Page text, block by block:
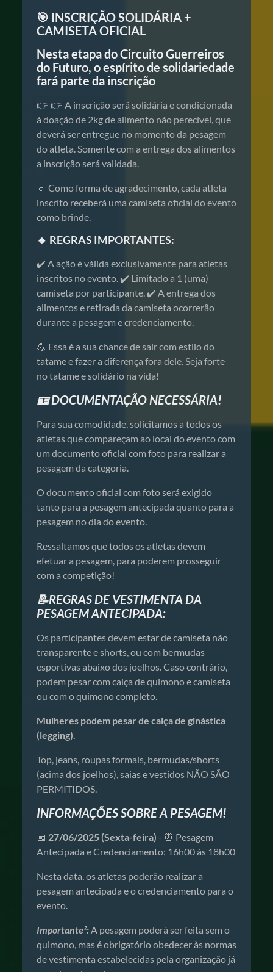
🎯 INSCRIÇÃO SOLIDÁRIA +
CAMISETA OFICIAL
Nesta etapa do Circuito Guerreiros
do Futuro, o espírito de solidariedade
fará parte da inscrição
👉 👉 A inscrição será solidária e condicionada
à doação de 2kg de alimento não perecível, que
deverá ser entregue no momento da pesagem
do atleta. Somente com a entrega dos alimentos
a inscrição será validada.
🔹 Como forma de agradecimento, cada atleta
inscrito receberá uma camiseta oficial do evento
como brinde.
🔸 REGRAS IMPORTANTES:
✔️ A ação é válida exclusivamente para atletas
inscritos no evento. ✔️ Limitado a 1 (uma)
camiseta por participante. ✔️ A entrega dos
alimentos e retirada da camiseta ocorrerão
durante a pesagem e credenciamento.
💪 Essa é a sua chance de sair com estilo do
tatame e fazer a diferença fora dele. Seja forte
no tatame e solidário na vida!
🪪 DOCUMENTAÇÃO NECESSÁRIA!
Para sua comodidade, solicitamos a todos os
atletas que compareçam ao local do evento com
um documento oficial com foto para realizar a
pesagem da categoria.
O documento oficial com foto será exigido
tanto para a pesagem antecipada quanto para a
pesagem no dia do evento.
Ressaltamos que todos os atletas devem
efetuar a pesagem, para poderem prosseguir
com a competição!
📝REGRAS DE VESTIMENTA DA
PESAGEM ANTECIPADA:
Os participantes devem estar de camiseta não
transparente e shorts, ou com bermudas
esportivas abaixo dos joelhos. Caso contrário,
podem pesar com calça de quimono e camiseta
ou com o quimono completo.
Mulheres podem pesar de calça de ginástica
(legging).
Top, jeans, roupas formais, bermudas/shorts
(acima dos joelhos), saias e vestidos NÃO SÃO
PERMITIDOS.
INFORMAÇÕES SOBRE A PESAGEM!
📅 27/06/2025 (Sexta-feira) - ⏰ Pesagem
Antecipada e Credenciamento: 16h00 às 18h00
Nesta data, os atletas poderão realizar a
pesagem antecipada e o credenciamento para o
evento.
Importante²:A pesagem poderá ser feita sem o
quimono, mas é obrigatório obedecer às normas
de vestimenta estabelecidas pela organização já